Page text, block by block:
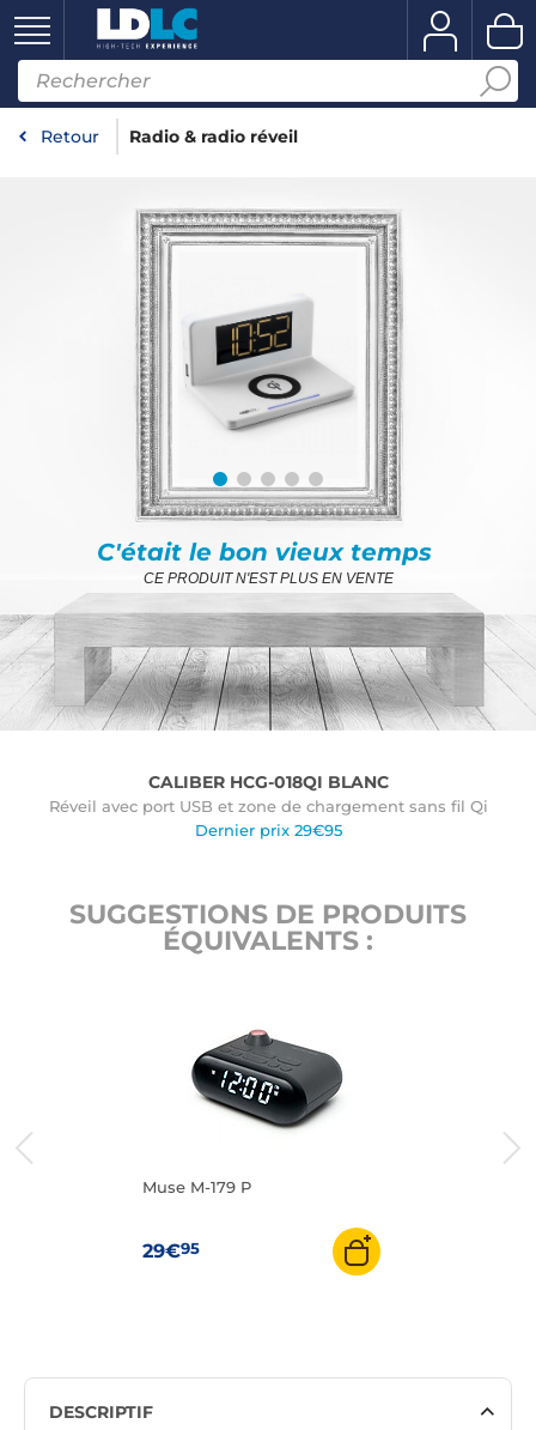
Retour Radio & radio réveil
C'était le bon vieux temps
CE PRODUIT N'EST PLUS EN VENTE
CALIBER HCG-018QI BLANC
Réveil avec port USB et zone de chargement sans fil Qi
Dernier prix 29€95
SUGGESTIONS DE PRODUITS
ÉQUIVALENTS :
Muse M-179 P
29€95
DESCRIPTIF